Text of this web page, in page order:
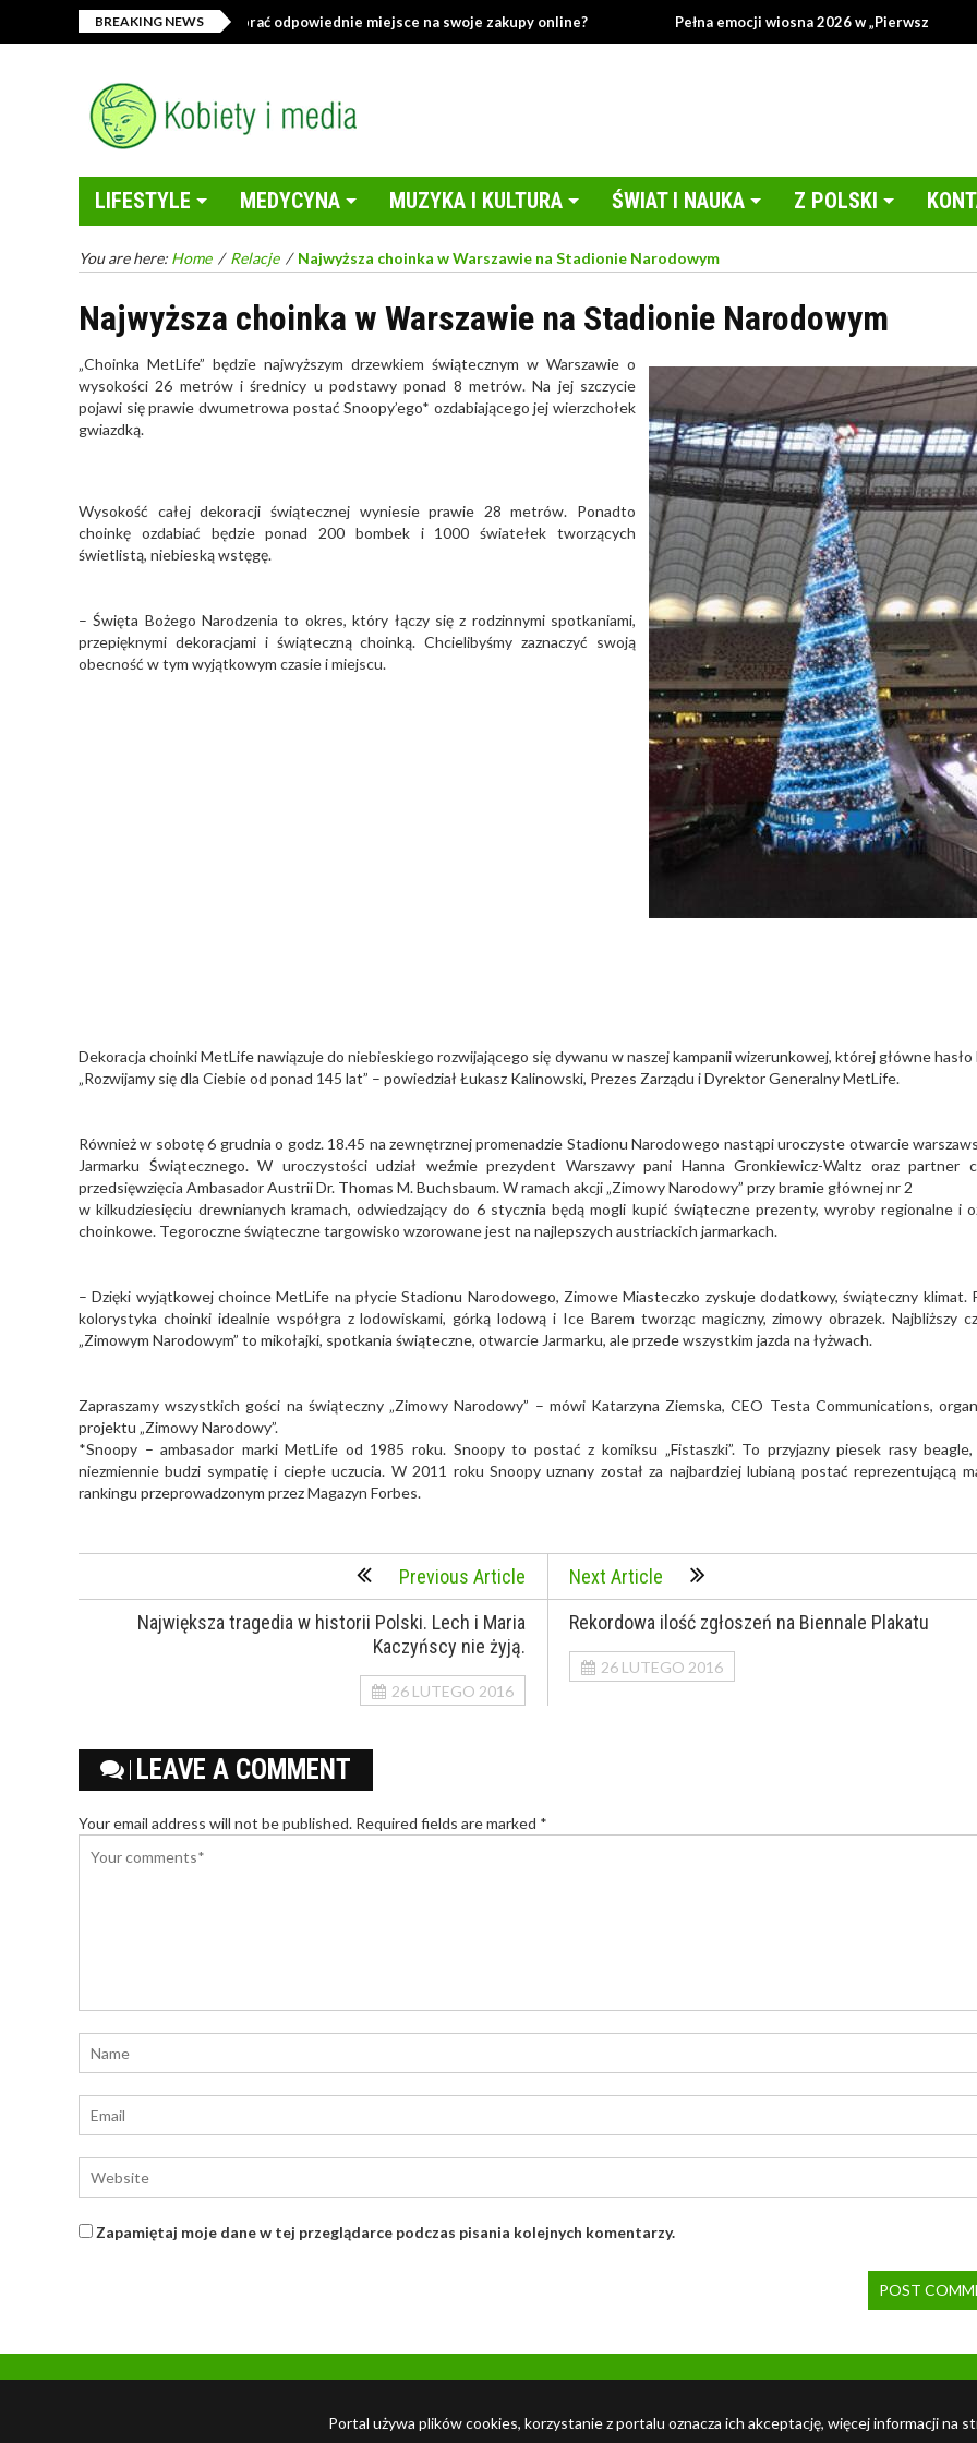
BREAKING NEWS
Sklep z tekstyliami – jak wybrać odpowiednie miejsce na swoje zakupy online? Pełna emocji wiosna 2026 w „Pierwszej miłości”!
LIFESTYLE MEDYCYNA MUZYKA I KULTURA ŚWIAT I NAUKA Z POLSKI
You are here: Home / Relacje / Najwyższa choinka w Warszawie na Stadionie Narodowym
Najwyższa choinka w Warszawie na Stadionie Narodowym
„Choinka MetLife” będzie najwyższym drzewkiem świątecznym w Warszawie o
wysokości 26 metrów i średnicy u podstawy ponad 8 metrów. Na jej szczycie
pojawi się prawie dwumetrowa postać Snoopy’ego* ozdabiającego jej wierzchołek
gwiazdką.
Wysokość całej dekoracji świątecznej wyniesie prawie 28 metrów. Ponadto
choinkę ozdabiać będzie ponad 200 bombek i 1000 światełek tworzących
świetlistą, niebieską wstęgę.
– Święta Bożego Narodzenia to okres, który łączy się z rodzinnymi spotkaniami,
przepięknymi dekoracjami i świąteczną choinką. Chcielibyśmy zaznaczyć swoją
obecność w tym wyjątkowym czasie i miejscu.
Dekoracja choinki MetLife nawiązuje do niebieskiego rozwijającego się dywanu w naszej kampanii wizerunkowej, której główne hasło
„Rozwijamy się dla Ciebie od ponad 145 lat” – powiedział Łukasz Kalinowski, Prezes Zarządu i Dyrektor Generalny MetLife.
Również w sobotę 6 grudnia o godz. 18.45 na zewnętrznej promenadzie Stadionu Narodowego nastąpi uroczyste otwarcie
Jarmarku Świątecznego. W uroczystości udział weźmie prezydent Warszawy pani Hanna Gronkiewicz-Waltz oraz partner
przedsięwzięcia Ambasador Austrii Dr. Thomas M. Buchsbaum. W ramach akcji „Zimowy Narodowy” przy bramie głównej nr 2
w kilkudziesięciu drewnianych kramach, odwiedzający do 6 stycznia będą mogli kupić świąteczne prezenty, wyroby regionalne i
choinkowe. Tegoroczne świąteczne targowisko wzorowane jest na najlepszych austriackich jarmarkach.
– Dzięki wyjątkowej choince MetLife na płycie Stadionu Narodowego, Zimowe Miasteczko zyskuje dodatkowy, świąteczny klimat.
kolorystyka choinki idealnie współgra z lodowiskami, górką lodową i Ice Barem tworząc magiczny, zimowy obrazek. Najbliższy
„Zimowym Narodowym” to mikołajki, spotkania świąteczne, otwarcie Jarmarku, ale przede wszystkim jazda na łyżwach.
Zapraszamy wszystkich gości na świąteczny „Zimowy Narodowy” – mówi Katarzyna Ziemska, CEO Testa Communications,
projektu „Zimowy Narodowy”.
*Snoopy – ambasador marki MetLife od 1985 roku. Snoopy to postać z komiksu „Fistaszki”. To przyjazny piesek rasy
niezmiennie budzi sympatię i ciepłe uczucia. W 2011 roku Snoopy uznany został za najbardziej lubianą postać reprezentującą
rankingu przeprowadzonym przez Magazyn Forbes.
Previous Article
Największa tragedia w historii Polski. Lech i Maria
Kaczyńscy nie żyją.
26 LUTEGO 2016
Next Article
Rekordowa ilość zgłoszeń na Biennale Plakatu
26 LUTEGO 2016
LEAVE A COMMENT
Your email address will not be published. Required fields are marked *
Zapamiętaj moje dane w tej przeglądarce podczas pisania kolejnych komentarzy.
Portal używa plików cookies, korzystanie z portalu oznacza ich akceptację, więcej informacji na